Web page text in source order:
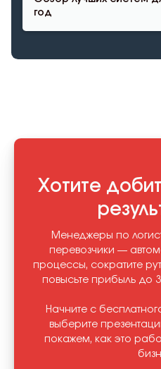
год
Хотите
Менеджеры по
перевозчики —
процессы, сократите
повысьте прибыль до
Начните с
выберите
покажем, как это